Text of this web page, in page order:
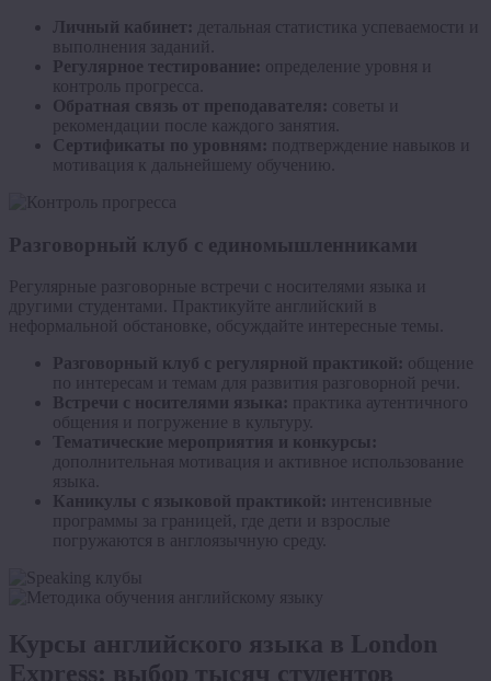
Личный кабинет:
детальная статистика успеваемости и
выполнения заданий.
Регулярное тестирование: определение уровня и
контроль прогресса.
Обратная связь от преподавателя: советы и
рекомендации после каждого занятия.
Сертификаты по уровням:
подтверждение навыков и
мотивация к дальнейшему обучению.
Разговорный клуб с единомышленниками
Регулярные разговорные встречи с носителями языка и
другими студентами. Практикуйте английский в
неформальной обстановке, обсуждайте интересные темы.
Разговорный клуб с регулярной практикой: общение
по интересам и темам для развития разговорной речи.
Встречи с носителями языка:
практика аутентичного
общения и погружение в культуру.
Тематические мероприятия и конкурсы:
дополнительная мотивация и активное использование
языка.
Каникулы с языковой практикой:
интенсивные
программы за границей, где дети и взрослые
погружаются в англоязычную среду.
Курсы английского языка в London
Express: выбор тысяч студентов